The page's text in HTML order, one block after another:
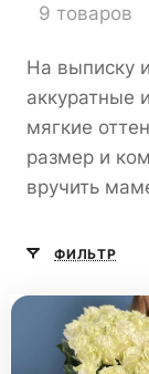
9 товаров
На выписку
аккуратные
мягкие
размер и
вручить
ФИЛЬТР